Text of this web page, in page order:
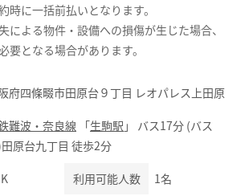
に一括前払いとなります。
よる物件・設備への損傷が生じた場合、
要となる場合があります。
府四條畷市田原台９丁目 レオパレス上田原
難波・奈良線 「生駒駅 」 バス17分 (バス
原台九丁目 徒歩2分
利用可能人数 1名